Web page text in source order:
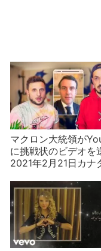
マクロン大統領が
に挑戦状のビデオ
2021年2月21日カナ